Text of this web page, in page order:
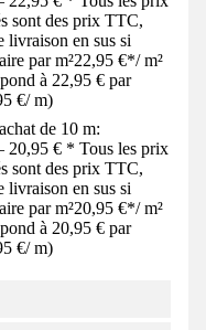
sont des prix TTC,
livraison en sus si
par m²22,95 €*/ m²
à 22,95 € par
€/ m)
de 10 m:
€ * Tous les prix
sont des prix TTC,
livraison en sus si
par m²20,95 €*/ m²
à 20,95 € par
€/ m)